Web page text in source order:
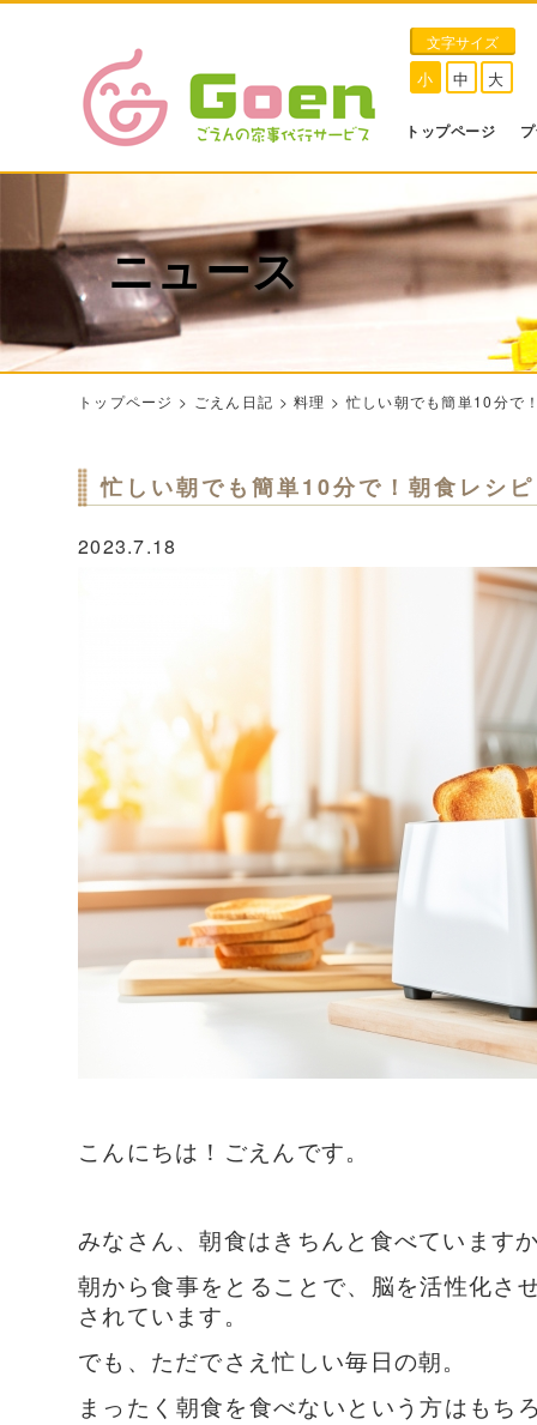
文字サイズ
小 中 大
トップページ
ニュース
トップページ > ごえん日記 >料理 >忙しい朝でも簡単10分で
忙しい朝でも簡単10分で！朝食レシピ
2023.7.18
こんにちは！ごえんです。
みなさん、朝食はきちんと食べています
朝から食事をとることで、脳を活性化さ
されています。
でも、ただでさえ忙しい毎日の朝。
まったく朝食を食べないという方はもち